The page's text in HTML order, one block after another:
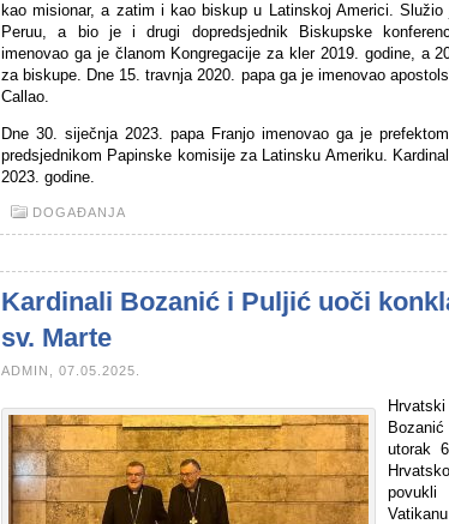
kao misionar, a zatim i kao biskup u Latinskoj Americi.
Peruu, a bio je i drugi dopredsjednik Biskupske
imenovao ga je članom Kongregacije za kler 2019. godine, a
za biskupe. Dne 15. travnja 2020. papa ga je imenovao
Callao.
Dne 30. siječnja 2023. papa Franjo imenovao ga je
predsjednikom Papinske komisije za Latinsku Ameriku.
2023. godine.
DOGAĐANJA
Kardinali Bozanić i Puljić uoči
sv. Marte
ADMIN, 07.05.2025.
utorak